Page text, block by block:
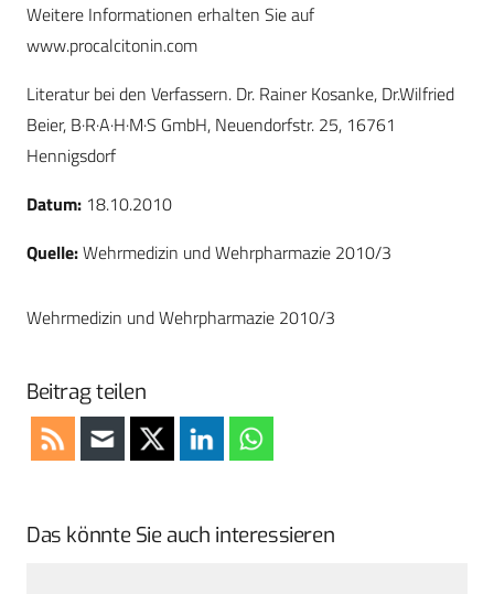
Weitere Informationen erhalten Sie auf
www.procalcitonin.com
Literatur bei den Verfassern. Dr. Rainer Kosanke, Dr.Wilfried
Beier, B·R·A·H·M·S GmbH, Neuendorfstr. 25, 16761
Hennigsdorf
Datum: 18.10.2010
Quelle:Wehrmedizin und Wehrpharmazie 2010/3
Wehrmedizin und Wehrpharmazie 2010/3
Beitrag teilen
Das könnte Sie auch interessieren